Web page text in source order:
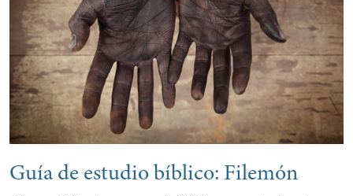
Guía de estudio bíblico: Filemón